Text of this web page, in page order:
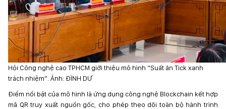
Hội Công nghệ cao TPHCM giới thiệu mô hình “Suất ăn Tick xanh
trách nhiệm”. Ảnh: ĐÌNH DƯ
Điểm nổi bật của mô hình là ứng dụng công nghệ Blockchain kết hợp
mã QR truy xuất nguồn gốc, cho phép theo dõi toàn bộ hành trình